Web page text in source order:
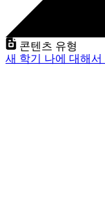
콘텐츠 유형
새 학기 나에 대해서